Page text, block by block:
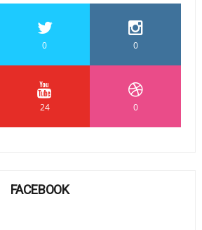
0 0
24 0
FACEBOOK